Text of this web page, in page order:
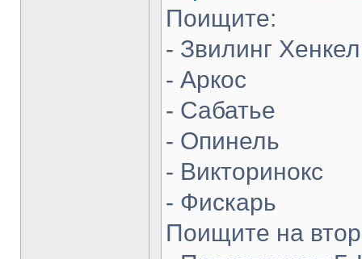
Поищите:
- Звилинг
- Аркос
- Сабатье
- Опинель
- Викторинокс
- Фискарь
Поищите на